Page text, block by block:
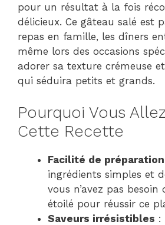
pour un résultat à la fois
délicieux. Ce gâteau salé est
repas en famille, les dîners
même lors des occasions
adorer sa texture crémeuse
qui séduira petits et grands.
Pourquoi Vous
Cette Recette
Facilité de préparation
ingrédients simples et
vous n’avez pas besoin
étoilé pour réussir ce
Saveurs irrésistibles :